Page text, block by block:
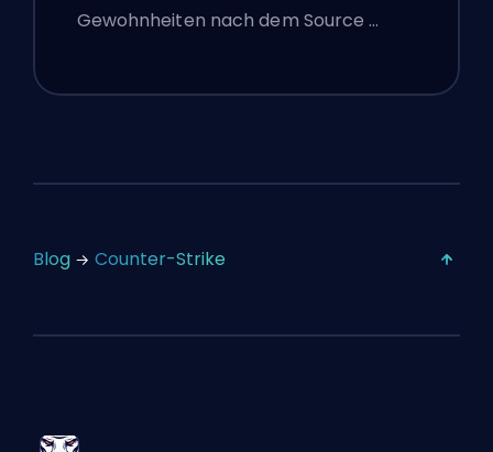
Gewohnheiten nach dem Source …
Blog Counter-Strike